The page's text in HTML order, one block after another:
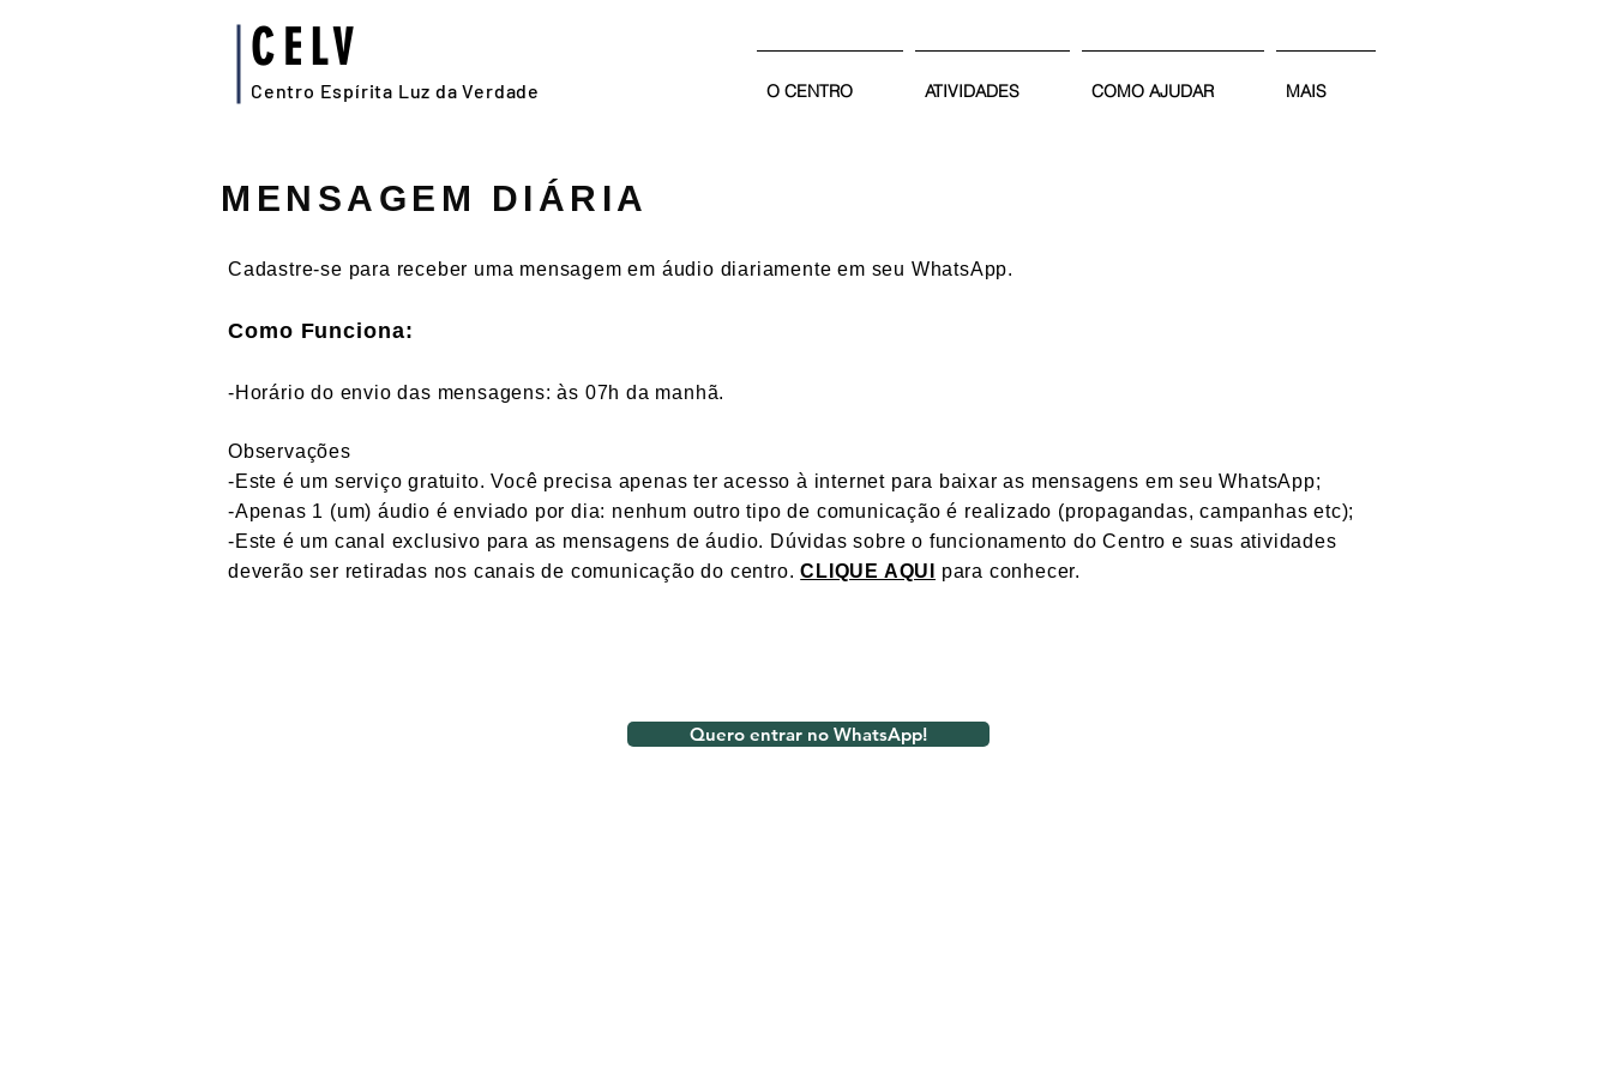
CELV
Centro Espírita Luz da Verdade O CENTRO ATIVIDADES COMO AJUDAR MAIS
MENSAGEM DIÁRIA
Cadastre-se para receber uma mensagem em áudio diariamente em seu WhatsApp.
Como Funciona:
-Horário do envio das mensagens: às 07h da manhã.
Observações
-Este é um serviço gratuito. Você precisa apenas ter acesso à internet para baixar as mensagens em seu WhatsApp;
-Apenas 1 (um) áudio é enviado por dia: nenhum outro tipo de comunicação é realizado (propagandas, campanhas etc);
-Este é um canal exclusivo para as mensagens de áudio. Dúvidas sobre o funcionamento do Centro e suas atividades
deverão ser retiradas nos canais de comunicação do centro.CLIQUE AQUI para conhecer.
Quero entrar no WhatsApp!